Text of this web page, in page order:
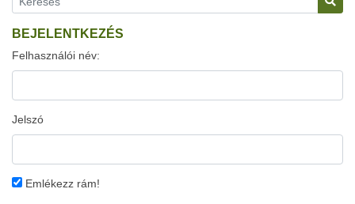
BEJELENTKEZÉS
Felhasználói név:
Jelszó
Emlékezz rám!